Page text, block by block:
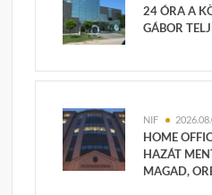
24 ÓRA A
GÁBOR
NIF
HOME
HAZÁT
MAGAD,